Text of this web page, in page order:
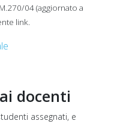
04 (aggiornato a
link.
docenti
assegnati, e